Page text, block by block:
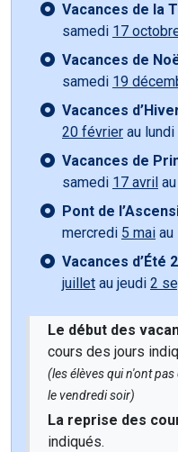
Vacances de la
samedi 17
Vacances de
samedi 19
Vacances
20 février au lundi
Vacances de
samedi 17 avril
Pont de
mercredi 5 mai au
Vacances d’Été
juillet au jeudi 2
Le début des
cours des jours
(les élèves qui n'ont
le vendredi soir)
La reprise des
indiqués.